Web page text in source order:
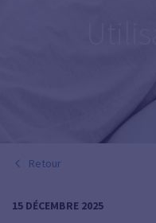
Retour
15 DÉCEMBRE 2025